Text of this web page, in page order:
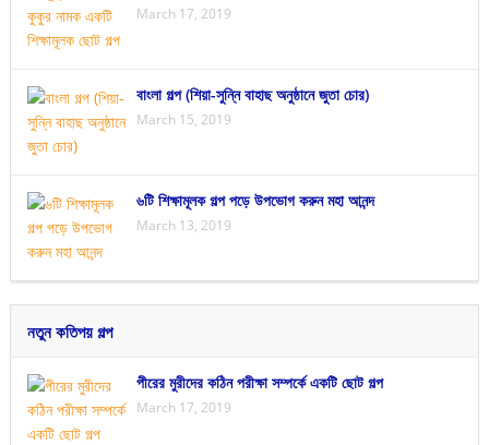
March 17, 2019
বাংলা গল্প (শিয়া-সুন্নি বাহাছ অনুষ্ঠানে জুতা চোর)
March 15, 2019
৬টি শিক্ষামূলক গল্প পড়ে উপভোগ করুন মহা আনন্দ
March 13, 2019
নতুন কতিপয় গল্প
পীরের মুরীদের কঠিন পরীক্ষা সম্পর্কে একটি ছোট গল্প
March 17, 2019